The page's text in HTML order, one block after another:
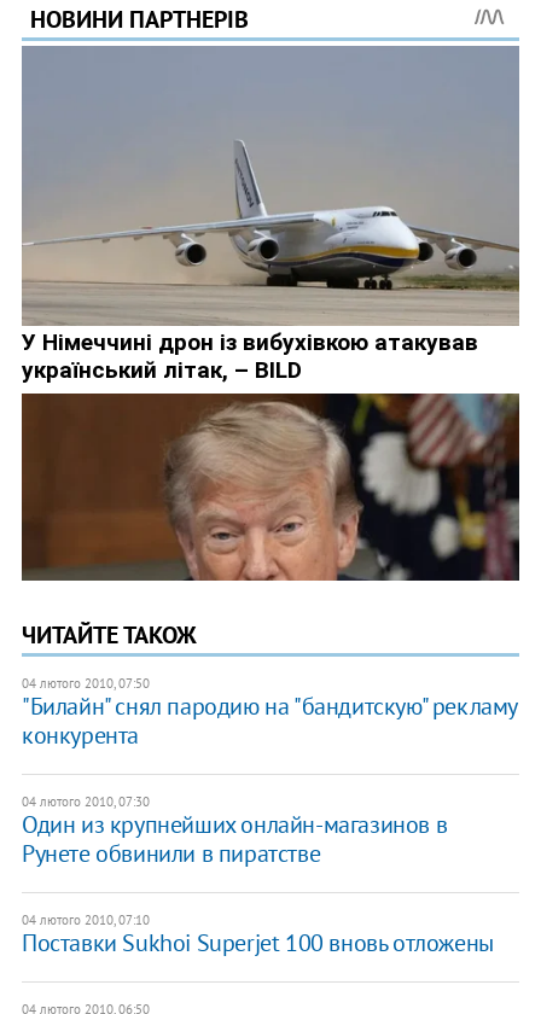
ЧИТАЙТЕ ТАКОЖ
04 лютого 2010, 07:50
"Билайн" снял пародию на "бандитскую" рекламу
конкурента
04 лютого 2010, 07:30
Один из крупнейших онлайн-магазинов в
Рунете обвинили в пиратстве
04 лютого 2010, 07:10
Поставки Sukhoi Superjet 100 вновь отложены
04 лютого 2010, 06:50